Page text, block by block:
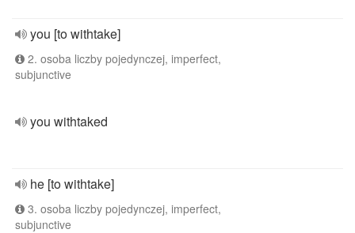
you [to withtake]
2. osoba liczby pojedynczej, imperfect,
subjunctive
you withtaked
he [to withtake]
3. osoba liczby pojedynczej, imperfect,
subjunctive